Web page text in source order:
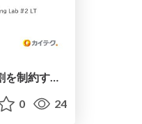
隣人の存在が、個のスキルと役割を制約する / Your neighbor limits your role.
0 24